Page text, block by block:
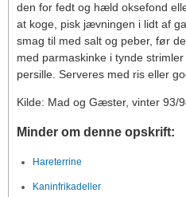
den for fedt og hæld oksefond
at koge, pisk jævningen i lidt af
smag til med salt og peber, før
med parmaskinke i tynde
persille. Serveres med ris eller
Kilde: Mad og Gæster, vinter 93/
Minder om denne opskrift:
Hareterrine
Kaninfrikadeller